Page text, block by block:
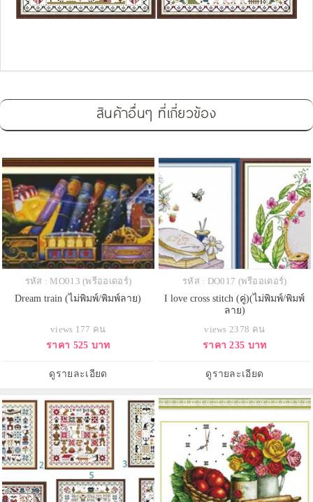
สินค้าอื่นๆ ที่เกี่ยวข้อง
รหัส : MO013 (พรีออเดอร์)
Dream train (ไม่พิมพ์/พิมพ์ลาย)
views 177 คน
ราคา 525 บาท
ดูรายละเอียด
รหัส : DO017 (พรีออเดอร์)
I love cross stitch (คู่)(ไม่พิมพ์/พิมพ์
ลาย)
views 2378 คน
ราคา 235 บาท
ดูรายละเอียด